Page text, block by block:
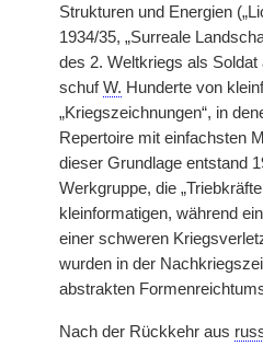
Strukturen und Energien
1934/35, „Surreale
des 2. Weltkriegs als
schufW. Hunderte von
„Kriegszeichnungen“, in
Repertoire mit einfachsten
dieser Grundlage entstand
Werkgruppe, die
kleinformatigen, während
einer schweren
wurden in der
abstrakten
Nach der Rückkehr aus